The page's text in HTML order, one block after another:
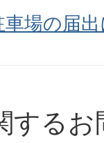
場の届
するお